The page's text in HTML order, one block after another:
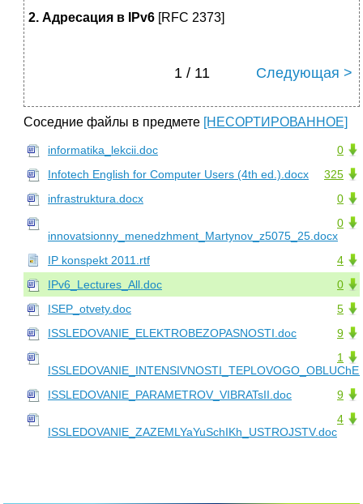
2. Адресация в IPv6 [RFC 2373]
1 / 11 Следующая >
Соседние файлы в предмете [НЕСОРТИРОВАННОЕ]
0
informatika_lekcii.doc
325
Infotech English for Computer Users (4th ed.).docx
0
infrastruktura.docx
0
innovatsionny_menedzhment_Martynov_z5075_25.docx
4
IP konspekt 2011.rtf
0
IPv6_Lectures_All.doc
5
ISEP_otvety.doc
9
ISSLEDOVANIE_ELEKTROBEZOPASNOSTI.doc
1
9
ISSLEDOVANIE_PARAMETROV_VIBRATsII.doc
4
ISSLEDOVANIE_ZAZEMLYaYuSchIKh_USTROJSTV.doc